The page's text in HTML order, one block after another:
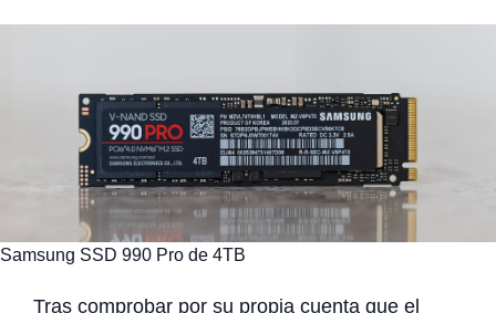
Samsung SSD 990 Pro de 4TB
Tras comprobar por su propia cuenta que el